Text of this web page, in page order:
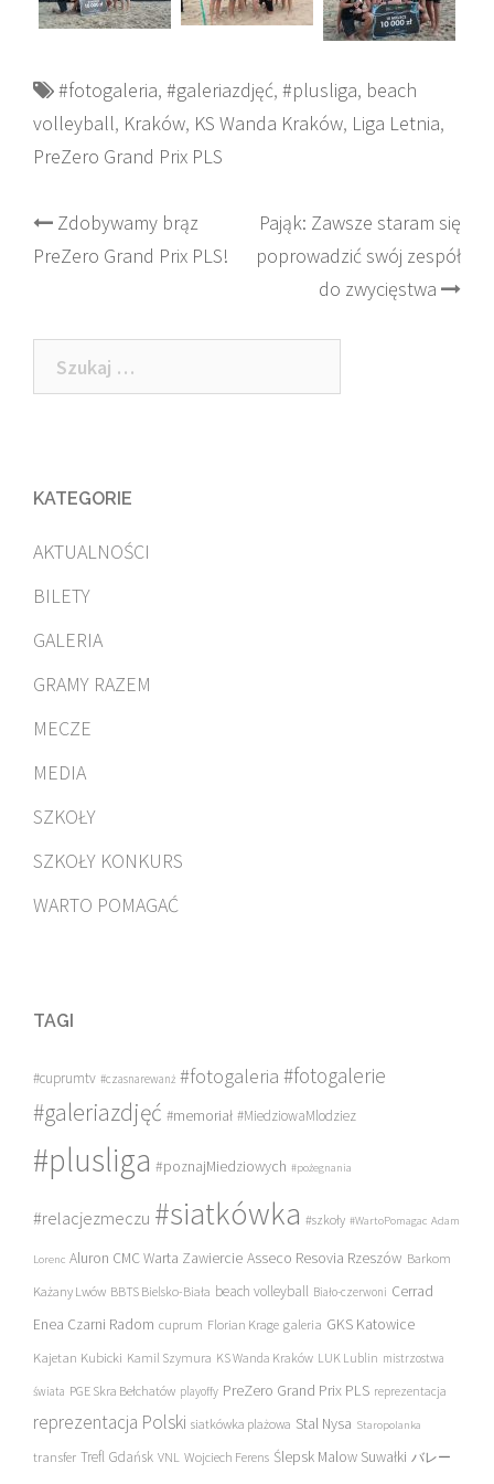
#fotogaleria, #galeriazdjęć, #plusliga, beach
volleyball, Kraków, KS Wanda Kraków, Liga Letnia,
PreZero Grand Prix PLS
Post
navigation
Zdobywamy brąz
PreZero Grand Prix PLS!
Pająk: Zawsze staram się
poprowadzić swój zespół
do zwycięstwa
Szukaj:
KATEGORIE
AKTUALNOŚCI
BILETY
GALERIA
GRAMY RAZEM
MECZE
MEDIA
SZKOŁY
SZKOŁY KONKURS
WARTO POMAGAĆ
TAGI
#cuprumtv #czasnarewanż #fotogaleria #fotogalerie
#galeriazdjęć #memoriał #MiedziowaMlodziez
#plusliga #poznajMiedziowych #pożegnania
#relacjezmeczu #siatkówka #szkoły #WartoPomagac Adam
Lorenc Aluron CMC Warta Zawiercie Asseco Resovia Rzeszów Barkom
Każany Lwów BBTS Bielsko-Biała beach volleyball Biało-czerwoni Cerrad
Enea Czarni Radom cuprum Florian Krage galeria GKS Katowice
Kajetan Kubicki Kamil Szymura KS Wanda Kraków LUK Lublin mistrzostwa
świata PGE Skra Bełchatów playoffy PreZero Grand Prix PLS reprezentacja
reprezentacja Polski siatkówka plażowa Stal Nysa Staropolanka
transfer Trefl Gdańsk VNL Wojciech Ferens Ślepsk Malow Suwałki バレー